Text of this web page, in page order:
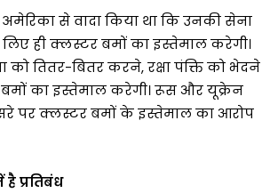
से वादा किया था कि उनकी सेना
लिए ही क्लस्टर बमों का इस्तेमाल करेगी।
को तितर-बितर करने, रक्षा पंक्ति को भेदने
का इस्तेमाल करेगी। रूस और यूक्रेन
पर क्लस्टर बमों के इस्तेमाल का आरोप
है प्रतिबंध